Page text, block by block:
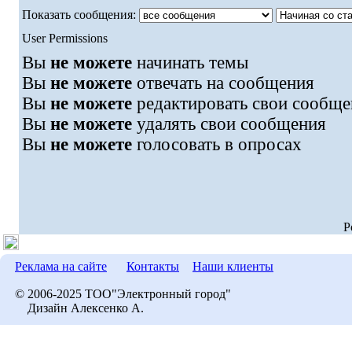
Показать сообщения:
User Permissions
Вы не можете начинать темы
Вы не можете отвечать на сообщения
Вы не можете редактировать свои
Вы не можете удалять свои сообщения
Вы не можете голосовать в опросах
Реклама на сайте Контакты Наши клиенты
© 2006-2025 ТОО"Электронный город"
Дизайн Алексенко А.